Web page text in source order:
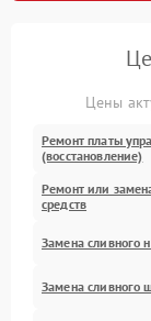
Цены
Ремонт платы
(восстановление)
Ремонт или
средств
Замена сливного
Замена сливного